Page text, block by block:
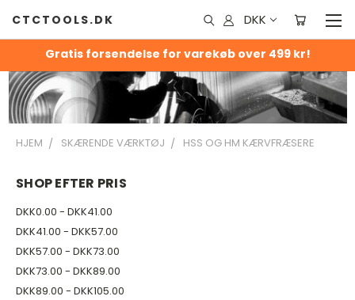
Gratis forsendelse for varekøb over 499 kr!
CTCTOOLS.DK DKK
HJEM SKÆRENDE VÆRKTØJ HSS OG HM KÆRVFRÆSERE
SHOP EFTER PRIS
DKK0.00 - DKK41.00
DKK41.00 - DKK57.00
DKK57.00 - DKK73.00
DKK73.00 - DKK89.00
DKK89.00 - DKK105.00